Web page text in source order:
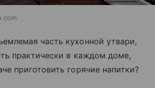
часть кухонной утвари,
практически в каждом доме,
приготовить горячие напитки?